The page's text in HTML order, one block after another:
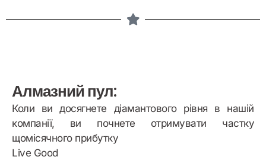
Алмазний пул:
Коли ви досягнете діамантового рівня в нашій
компанії, ви почнете отримувати частку
щомісячного прибутку
Live Good